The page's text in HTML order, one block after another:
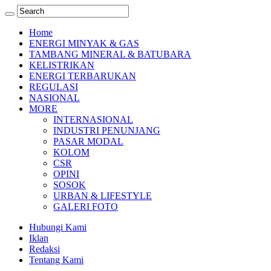
Home
ENERGI MINYAK & GAS
TAMBANG MINERAL & BATUBARA
KELISTRIKAN
ENERGI TERBARUKAN
REGULASI
NASIONAL
MORE
INTERNASIONAL
INDUSTRI PENUNJANG
PASAR MODAL
KOLOM
CSR
OPINI
SOSOK
URBAN & LIFESTYLE
GALERI FOTO
Hubungi Kami
Iklan
Redaksi
Tentang Kami